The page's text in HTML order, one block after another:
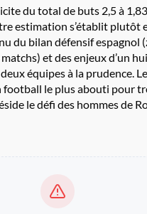
du total de buts 2,5 à
estimation s’établit plutôt
du bilan défensif espagnol
et des enjeux d’un
équipes à la prudence.
football le plus abouti pour
le défi des hommes de